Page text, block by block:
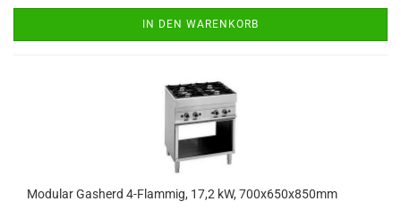
IN DEN WARENKORB
Modular Gasherd 4-Flammig, 17,2 kW, 700x650x850mm